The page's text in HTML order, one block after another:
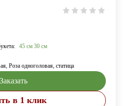
45 см 30 см
Роза одноголовая, статица
Заказать
в 1 клик